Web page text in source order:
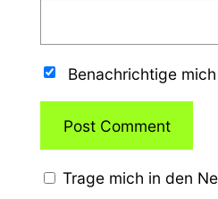
Benachrichtige
Trage mich in den